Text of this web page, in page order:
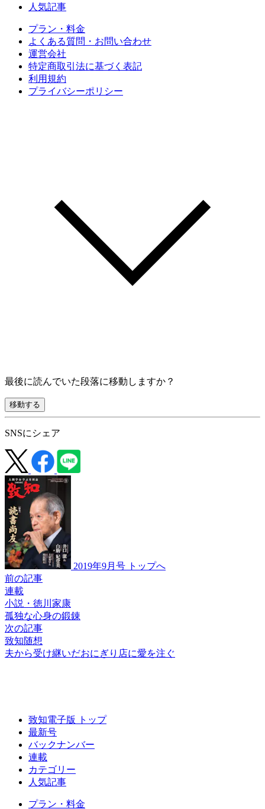
人気記事
プラン・料金
よくある質問・お問い合わせ
運営会社
特定商取引法に基づく表記
利用規約
プライバシーポリシー
最後に読んでいた段落に移動しますか？
移動する
SNSにシェア
2019年9月号 トップへ
前の記事
連載
小説・徳川家康
孤独な心身の鍛錬
次の記事
致知随想
夫から受け継いだおにぎり店に愛を注ぐ
致知電子版 トップ
最新号
バックナンバー
連載
カテゴリー
人気記事
プラン・料金